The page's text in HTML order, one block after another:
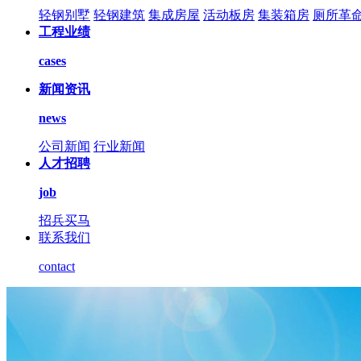
轻钢别墅 轻钢建筑 集成房屋 活动板房 集装箱房 厕所革
工程业绩
cases
新闻资讯
news
公司新闻 行业新闻
人才招聘
job
招兵买马
联系我们
contact